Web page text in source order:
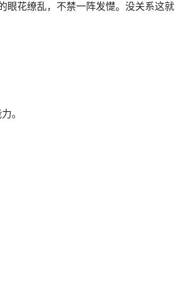
眼花缭乱，不禁一阵发憷。没关系这就
。